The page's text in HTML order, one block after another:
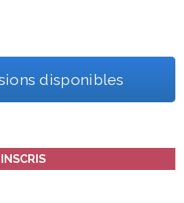
disponibles